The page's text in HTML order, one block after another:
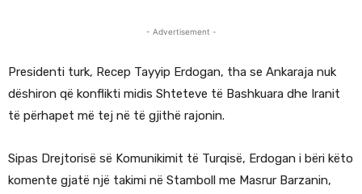
- Advertisement -
Presidenti turk, Recep Tayyip Erdogan, tha se Ankaraja nuk
dëshiron që konflikti midis Shteteve të Bashkuara dhe Iranit
të përhapet më tej në të gjithë rajonin.
Sipas Drejtorisë së Komunikimit të Turqisë, Erdogan i bëri këto
komente gjatë një takimi në Stamboll me Masrur Barzanin,